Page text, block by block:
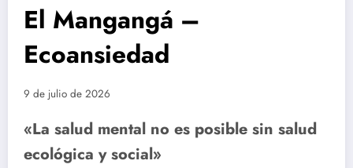
El Mangangá –
Ecoansiedad
9 de julio de 2026
«La salud mental no es posible sin salud
ecológica y social»